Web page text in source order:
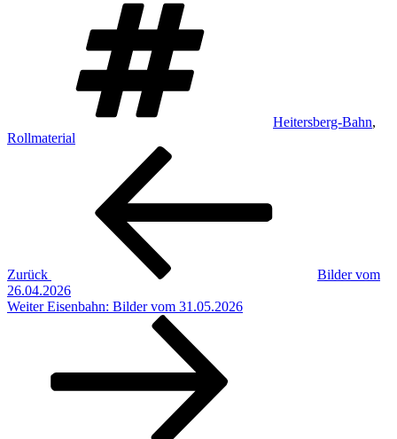
Heitersberg-Bahn,
Rollmaterial
Beitragsnavigation
Zurück
Bilder vom
26.04.2026
Nächster
Weiter Eisenbahn: Bilder vom 31.05.2026